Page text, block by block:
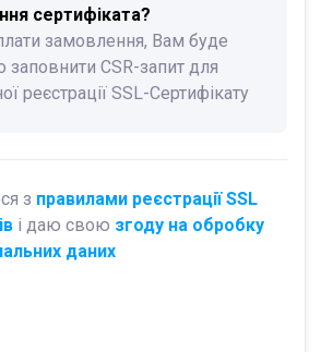
сертифіката?
замовлення, Вам буде
заповнити CSR-запит для
реєстрації SSL-Сертифікату
з правилами реєстрації SSL
і даю свою згоду на обробку
даних